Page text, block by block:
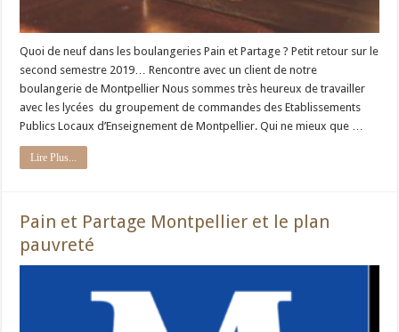
Quoi de neuf dans les boulangeries Pain et Partage ? Petit retour sur le
second semestre 2019… Rencontre avec un client de notre
boulangerie de Montpellier Nous sommes très heureux de travailler
avec les lycées du groupement de commandes des Etablissements
Publics Locaux d’Enseignement de Montpellier. Qui ne mieux que …
Lire Plus...
Pain et Partage Montpellier et le plan
pauvreté